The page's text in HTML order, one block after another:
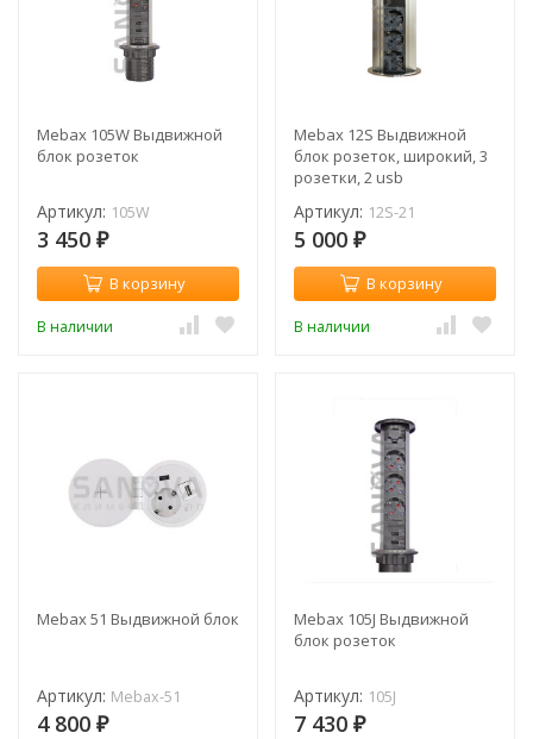
Mebax 105W Выдвижной
блок розеток
Артикул: 105W
3 450 ₽
В корзину
В наличии
Mebax 12S Выдвижной
блок розеток, широкий, 3
розетки, 2 usb
Артикул: 12S-21
5 000 ₽
В корзину
В наличии
Mebax 51 Выдвижной блок
Артикул: Mebax-51
4 800 ₽
Mebax 105J Выдвижной
блок розеток
Артикул: 105J
7 430 ₽